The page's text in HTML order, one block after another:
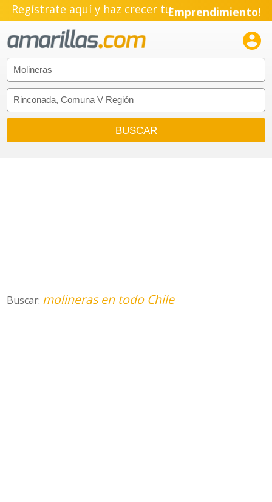
Regístrate aquí y haz crecer tuEmprendimiento!

Buscar: molineras en todo Chile